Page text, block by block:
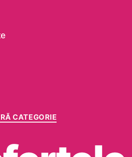
Categorii
CATEGORIE